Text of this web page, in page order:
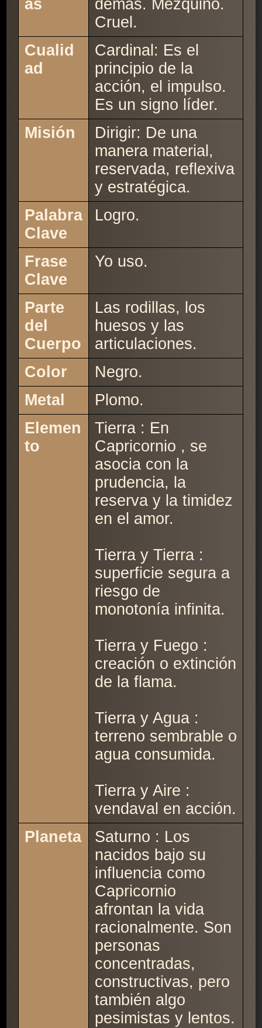
as
demás. Mezquino.
Cruel.
Cualid
ad
Cardinal: Es el
principio de la
acción, el impulso.
Es un signo líder.
Misión
Dirigir: De una
manera material,
reservada, reflexiva
y estratégica.
Palabra
Clave
Logro.
Frase
Clave
Yo uso.
Parte
del
Cuerpo
Las rodillas, los
huesos y las
articulaciones.
Color
Negro.
Metal
Plomo.
Elemen
to
Tierra : En
Capricornio , se
asocia con la
prudencia, la
reserva y la timidez
en el amor.
Tierra y Tierra :
superficie segura a
riesgo de
monotonía infinita.
Tierra y Fuego :
creación o extinción
de la flama.
Tierra y Agua :
terreno sembrable o
agua consumida.
Tierra y Aire :
vendaval en acción.
Planeta
Saturno : Los
nacidos bajo su
influencia como
Capricornio
afrontan la vida
racionalmente. Son
personas
concentradas,
constructivas, pero
también algo
pesimistas y lentos.